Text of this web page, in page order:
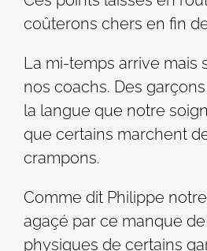
coûterons chers en fin
La mi-temps arrive mais
nos coachs. Des
la langue que notre
que certains marchent
crampons.
Comme dit Philippe
agaçé par ce manque
physiques de certains